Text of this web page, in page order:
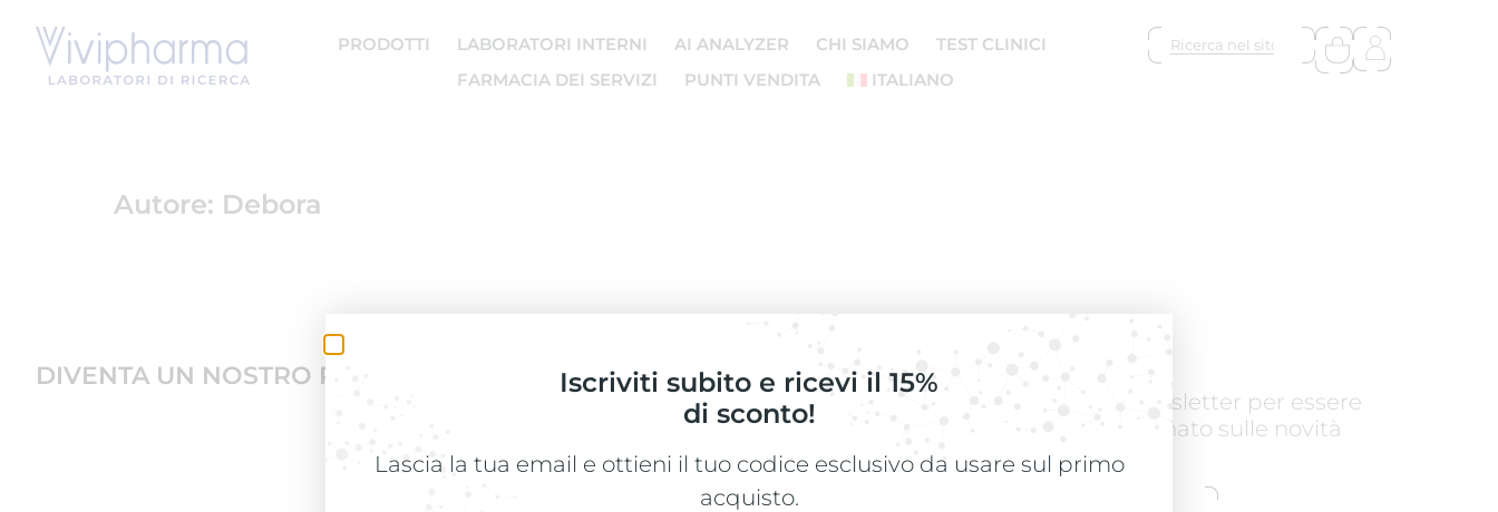
PRODOTTI LABORATORI INTERNI AI ANALYZER CHI SIAMO
TEST CLINICI
FARMACIA DEI SERVIZI
PUNTI VENDITA ITALIANO
Autore: Debora
DIVENTA UN NOSTRO PARTNER HAI BISOGNO DI AIUTO?
Chiamaci al numero 0549 960550
oppure scrivici alla mail
assistenza@vivipharma.com
Iscriviti alla newsletter per essere
sempre aggiornato sulle novità
Iscriviti subito e ricevi il 15%
di sconto!
Lascia la tua email e ottieni il tuo codice esclusivo da usare sul primo
acquisto.